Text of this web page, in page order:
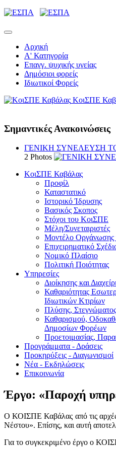
Αρχική
Α' Κατηγορία
Επαγγ. ψυχικής υγείας
Δημόσιοι φορείς
Ιδιωτικοί Φορείς
ΚοιΣΠΕ
Σημαντικές Ανακοινώσεις
ΓΕΝΙΚΗ ΣΥΝΕΛΕΥΣΗ
2 Photos
ΚοιΣΠΕ Καβάλας
Προφίλ
Καταστατικό
Ιστορικό Ίδρυσης
Βασικός Σκοπος
Στόχοι του ΚοιΣΠΕ
Μέλη/Συνεταιριστές
Μοντέλο Οργάνωσης
Επιχειρηματικό
Νομικό Πλαίσιο
Πολιτική Ποιότητας
Υπηρεσίες
Διοίκησης και
Καθαριότητας
Ιδιωτικών Κτιρίων
Πλύσης,
Καθαρισμού,
Δημοσίων Φορέων
Προετοιμασίας,
Προγράμματα - Δράσεις
Προκηρύξεις - Διαγωνισμοί
Νέα - Εκδηλώσεις
Επικοινωνία
Έργο: «Παροχή
Ο ΚΟΙΣΠΕ Καβάλας από τις
Νέστου». Επίσης, και αυτή
Για το συγκεκριμένο έργο ο